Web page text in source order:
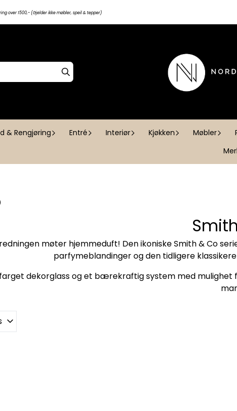
over 1500,- (Gjelder ikke møbler, speil & tepper)
& Rengjøring Entré Interiør Kjøkken Møbler
møter hjemmeduft! Den ikoniske Smith & Co
parfymeblandinger og den tidligere
dekorglass og et bærekraftig system med mulighet